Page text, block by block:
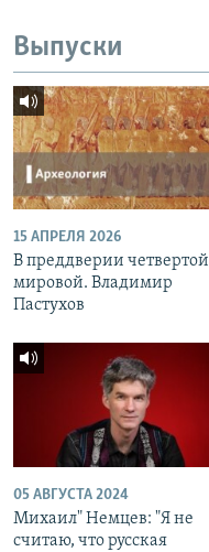
Выпуски
15 АПРЕЛЯ 2026
В преддверии четвертой
мировой. Владимир
Пастухов
05 АВГУСТА 2024
Михаил" Немцев: "Я не
считаю, что русская